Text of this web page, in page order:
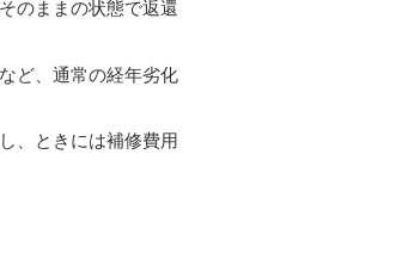
のままの状態で返還
ど、通常の経年劣化
、ときには補修費用